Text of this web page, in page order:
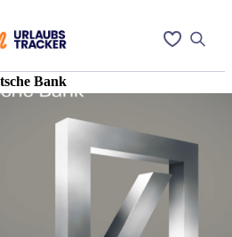
Bank